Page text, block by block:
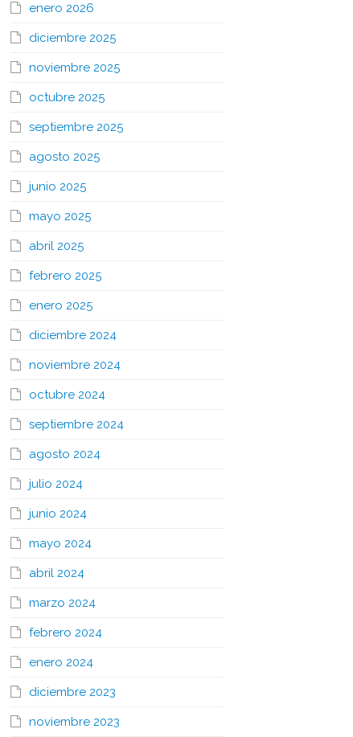
enero 2026
diciembre 2025
noviembre 2025
octubre 2025
septiembre 2025
agosto 2025
junio 2025
mayo 2025
abril 2025
febrero 2025
enero 2025
diciembre 2024
noviembre 2024
octubre 2024
septiembre 2024
agosto 2024
julio 2024
junio 2024
mayo 2024
abril 2024
marzo 2024
febrero 2024
enero 2024
diciembre 2023
noviembre 2023